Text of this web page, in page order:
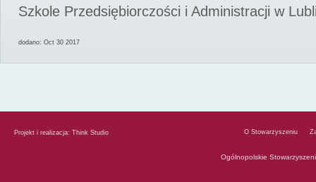
Szkole Przedsiębiorczości i Administracji w
dodano: Oct 30 2017
Projekt i realizacja: Think Studio O Stowarzyszeniu
Ogólnopolskie